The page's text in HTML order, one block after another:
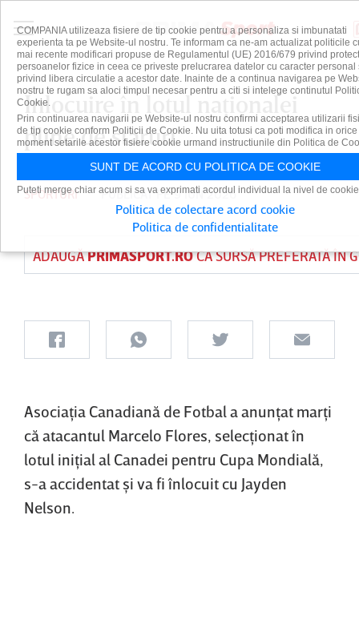
Înlocuire în lotul naţionalei
pline de staruri
SPORTURI PUBLICAT PE 9 IUN 2026
ADAUGĂPRIMASPORT.ROCA SURSĂ PREFERATĂ ÎN
Asociaţia Canadiană de Fotbal a anunţat marţi
că atacantul Marcelo Flores, selecţionat în
lotul iniţial al Canadei pentru Cupa Mondială,
s-a accidentat şi va fi înlocuit cu Jayden
Nelson.
COMPANIA utilizeaza fisiere de tip cookie pentru a personaliza si imbunatati
experienta ta pe Website-ul nostru. Te informam ca ne-am actualizat politicile
mai recente modificari propuse de Regulamentul (UE) 2016/679 privind
persoanelor fizice in ceea ce priveste prelucrarea datelor cu caracter personal
privind libera circulatie a acestor date. Inainte de a continua navigarea pe
nostru te rugam sa aloci timpul necesar pentru a citi si intelege continutul
Cookie.
Prin continuarea navigarii pe Website-ul nostru confirmi acceptarea utilizarii
de tip cookie conform Politicii de Cookie. Nu uita totusi ca poti modifica in orice
moment setarile acestor fisiere cookie urmand instructiunile din Politica de
SUNT DE ACORD CU POLITICA DE COOKIE
Puteti merge chiar acum si sa va exprimati acordul individual la nivel de
Politica de colectare acord cookie
Politica de confidentialitate